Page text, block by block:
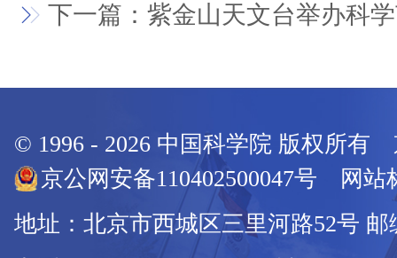
下一篇：紫金山天文台举办科
© 1996 - 2026 中国科学院 版权所有
京公网安备110402500047号 网站
地址：北京市西城区三里河路52号 邮